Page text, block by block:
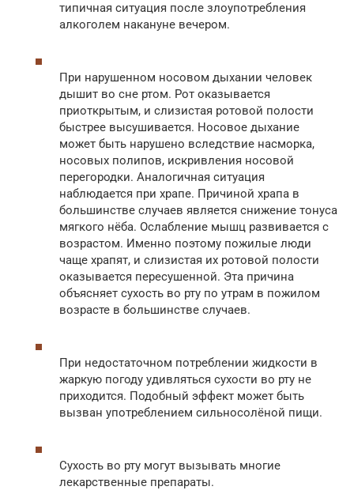
типичная ситуация после злоупотребления
алкоголем накануне вечером.
При нарушенном носовом дыхании человек
дышит во сне ртом. Рот оказывается
приоткрытым, и слизистая ротовой полости
быстрее высушивается. Носовое дыхание
может быть нарушено вследствие насморка,
носовых полипов, искривления носовой
перегородки. Аналогичная ситуация
наблюдается при храпе. Причиной храпа в
большинстве случаев является снижение тонуса
мягкого нёба. Ослабление мышц развивается с
возрастом. Именно поэтому пожилые люди
чаще храпят, и слизистая их ротовой полости
оказывается пересушенной. Эта причина
объясняет сухость во рту по утрам в пожилом
возрасте в большинстве случаев.
При недостаточном потреблении жидкости в
жаркую погоду удивляться сухости во рту не
приходится. Подобный эффект может быть
вызван употреблением сильносолёной пищи.
Сухость во рту могут вызывать многие
лекарственные препараты.